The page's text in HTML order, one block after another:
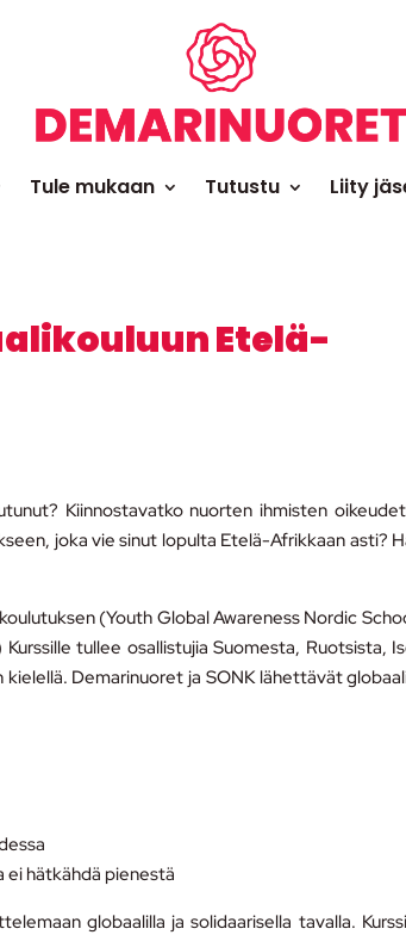
Tule mukaan Tutustu Liity
Etelä-
Kiinnostavatko nuorten ihmisten
joka vie sinut lopulta Etelä-Afrikkaan asti?
(Youth Global Awareness Nordic
tullee osallistujia Suomesta, Ruotsista,
Demarinuoret ja SONK lähettävät
ei hätkähdä pienestä
globaalilla ja solidaarisella tavalla.